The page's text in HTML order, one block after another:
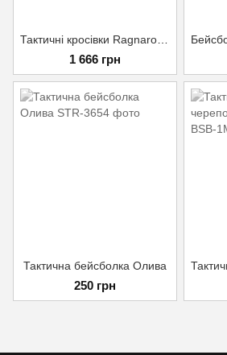
1 666 грн
Тактична бейсболка Олива
250 грн